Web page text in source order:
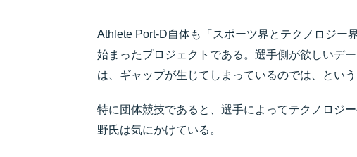
Athlete Port-D自体も「スポーツ界とテクノロジー
始まったプロジェクトである。選手側が欲しいデ
は、ギャップが生じてしまっているのでは、とい
特に団体競技であると、選手によってテクノロジ
野氏は気にかけている。